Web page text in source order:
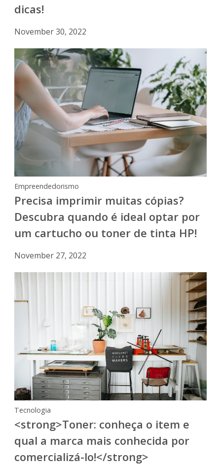
dicas!
November 30, 2022
Empreendedorismo
Precisa imprimir muitas cópias?
Descubra quando é ideal optar por
um cartucho ou toner de tinta HP!
November 27, 2022
Tecnologia
<strong>Toner: conheça o item e
qual a marca mais conhecida por
comercializá-lo!</strong>